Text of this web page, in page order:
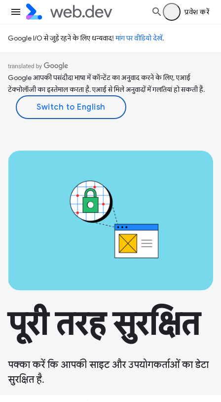
प्रवेश करें
Google I/O से जुड़े रहने के लिए धन्यवाद!मांग पर वीडियो देखें.
Google आपकी पसंदीदा भाषा में कॉन्टेंट का अनुवाद करने के लिए, एआई
टेक्नोलॉजी का इस्तेमाल करता है. एआई से मिले अनुवादों में गलतियां हो सकती हैं.
पूरी तरह सुरक्षित
पक्का करें कि आपकी साइट और उपयोगकर्ताओं का डेटा
सुरक्षित है.